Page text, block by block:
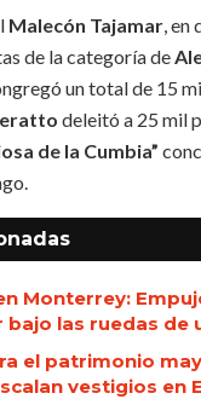
Malecón Tajamar ,
de la categoría de
un total de 15
deleitó a 25 mil
de la Cumbia”
Monterrey:
las ruedas de
el patrimonio
vestigios en